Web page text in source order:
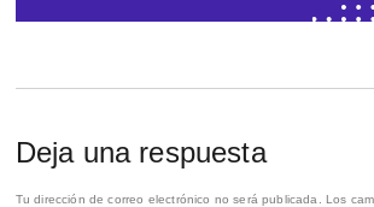
Deja una respuesta
Tu dirección de correo electrónico no será publicada.
Los